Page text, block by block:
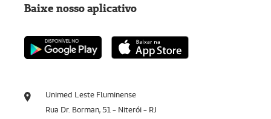
Unimed Leste Fluminense
Rua Dr. Borman, 51 - Niterói - RJ
Baixe nosso aplicativo